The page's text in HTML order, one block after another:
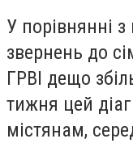
У порівнянні
звернень до
ГРВІ дещо
тижня цей
містянам,